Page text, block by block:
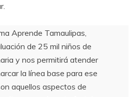
Aprende Tamaulipas,
de 25 mil niños de
y nos permitirá atender
la línea base para ese
aquellos aspectos de